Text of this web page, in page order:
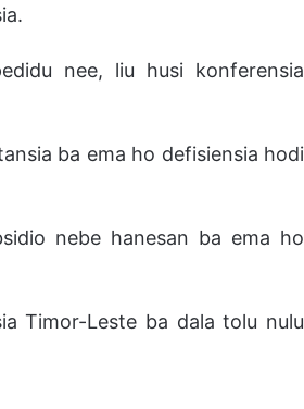
nee, liu husi konferensia
ba ema ho defisiensia hodi
nebe hanesan ba ema ho
Timor-Leste ba dala tolu nulu